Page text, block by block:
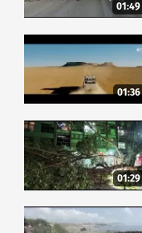
01:49
01:36
01:29